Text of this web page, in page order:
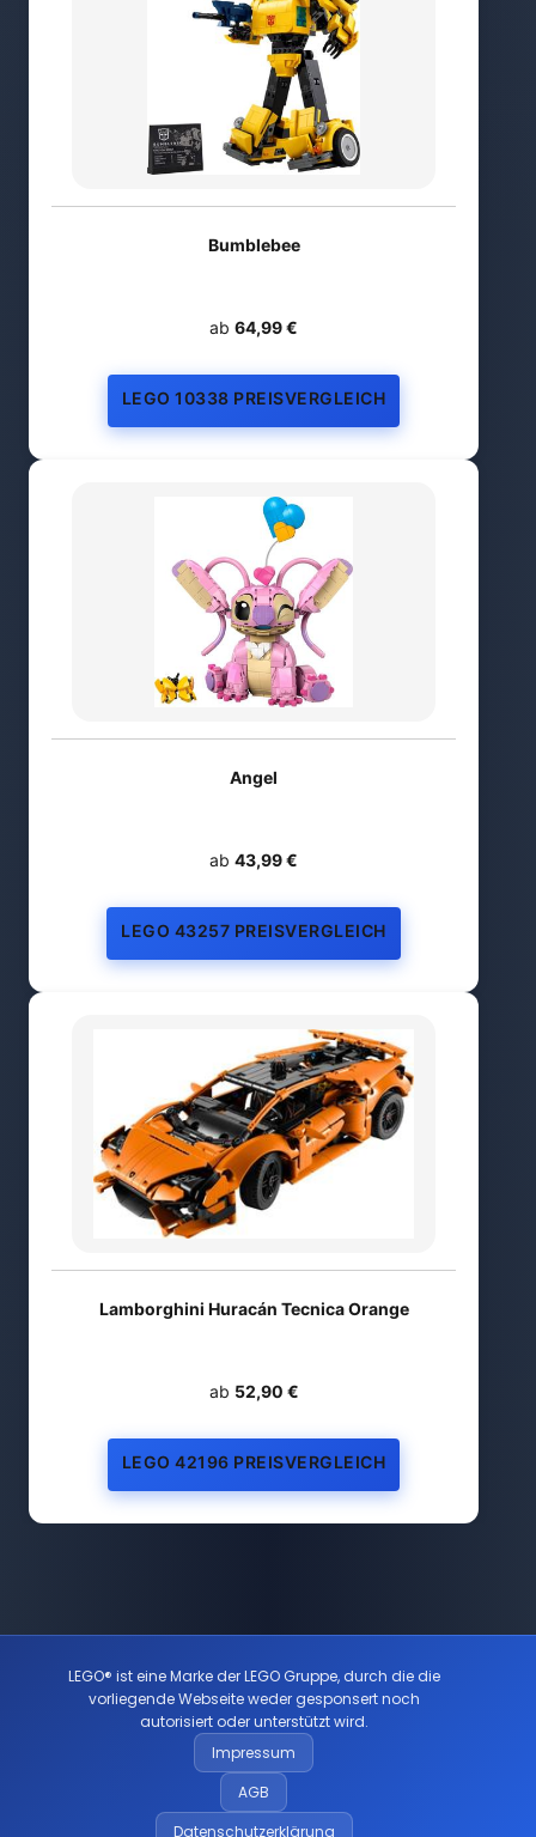
Bumblebee
ab 64,99 €
LEGO 10338 PREISVERGLEICH
Angel
ab 43,99 €
LEGO 43257 PREISVERGLEICH
Lamborghini Huracán Tecnica Orange
ab 52,90 €
LEGO 42196 PREISVERGLEICH
LEGO® ist eine Marke der LEGO Gruppe, durch die die
vorliegende Webseite weder gesponsert noch
autorisiert oder unterstützt wird.
Impressum
AGB
Datenschutzerklärung